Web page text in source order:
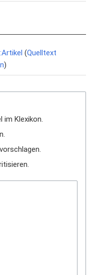
(Quelltext
)
im Klexikon.